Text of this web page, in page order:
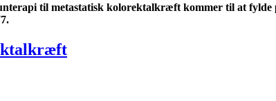
til metastatisk kolorektalkræft kommer til at fylde